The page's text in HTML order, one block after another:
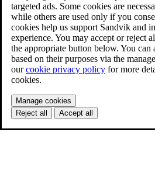
targeted ads. Some cookies are
while others are used only if you
cookies help us support Sandvik and
experience. You may accept or reject
the appropriate button below. You can
based on their purposes via the
ourcookie privacy policy for more
cookies.
Manage cookies
Reject all
Accept all